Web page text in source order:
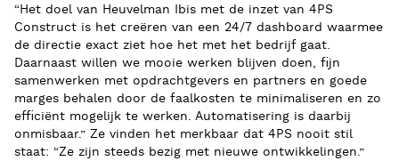
“Het doel van Heuvelman Ibis met de inzet van 4PS
Construct is het creëren van een 24/7 dashboard waarmee
de directie exact ziet hoe het met het bedrijf gaat.
Daarnaast willen we mooie werken blijven doen, fijn
samenwerken met opdrachtgevers en partners en goede
marges behalen door de faalkosten te minimaliseren en zo
efficiënt mogelijk te werken. Automatisering is daarbij
onmisbaar.” Ze vinden het merkbaar dat 4PS nooit stil
staat: “Ze zijn steeds bezig met nieuwe ontwikkelingen.”